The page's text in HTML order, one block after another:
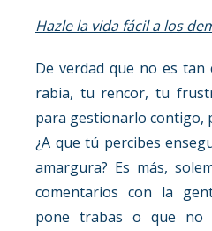
Hazle la vida fácil a los
De verdad que no es tan
rabia, tu rencor, tu
para gestionarlo contigo,
¿A que tú percibes
amargura? Es más,
comentarios con la
pone trabas o que no